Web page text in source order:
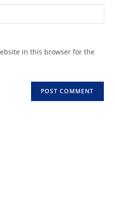
in this browser for the